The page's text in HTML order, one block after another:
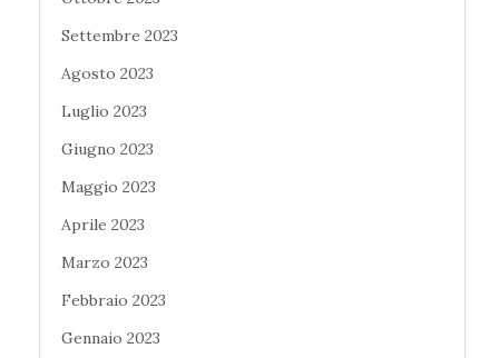
Settembre 2023
Agosto 2023
Luglio 2023
Giugno 2023
Maggio 2023
Aprile 2023
Marzo 2023
Febbraio 2023
Gennaio 2023